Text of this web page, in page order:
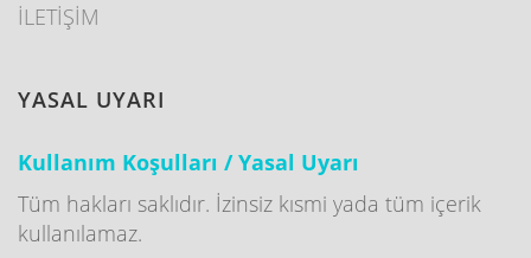
İLETİŞİM
YASAL UYARI
Kullanım Koşulları / Yasal Uyarı
Tüm hakları saklıdır. İzinsiz kısmi yada tüm içerik
kullanılamaz.